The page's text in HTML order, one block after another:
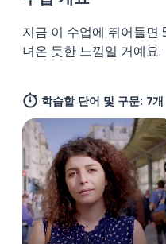
지금 이 수업에 뛰어들면
녀온 듯한 느낌일 거예요.
학습할 단어 및 구문: 7개